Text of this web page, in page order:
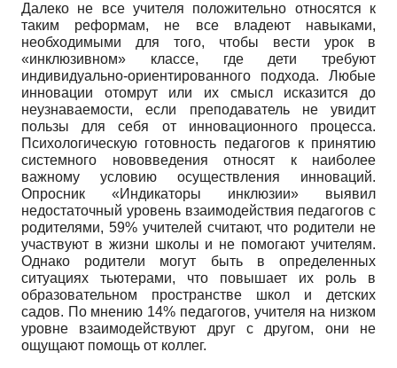
Далеко не все учителя положительно относятся к
таким реформам, не все владеют навыками,
необходимыми для того, чтобы вести урок в
«инклюзивном» классе, где дети требуют
индивидуально-ориентированного подхода. Любые
инновации отомрут или их смысл исказится до
неузнаваемости, если преподаватель не увидит
пользы для себя от инновационного процесса.
Психологическую готовность педагогов к принятию
системного нововведения относят к наиболее
важному условию осуществления инноваций.
Опросник «Индикаторы инклюзии» выявил
недостаточный уровень взаимодействия педагогов с
родителями, 59% учителей считают, что родители не
участвуют в жизни школы и не помогают учителям.
Однако родители могут быть в определенных
ситуациях тьютерами, что повышает их роль в
образовательном пространстве школ и детских
садов. По мнению 14% педагогов, учителя на низком
уровне взаимодействуют друг с другом, они не
ощущают помощь от коллег.